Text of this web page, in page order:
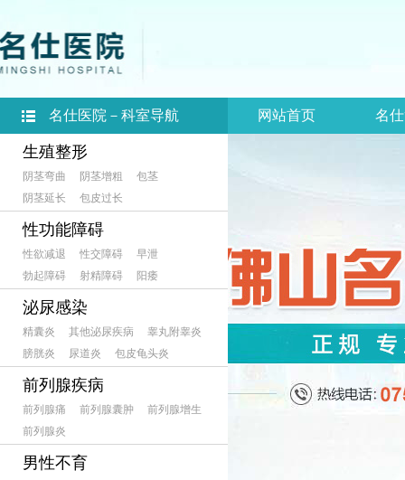
生殖整形
阴茎弯曲 阴茎增粗
包茎
阴茎延长
包皮过长
性功能障碍
性欲减退 性交障碍
早泄
勃起障碍
射精障碍 阳痿
泌尿感染
精囊炎 其他泌尿疾病
睾丸附睾炎
膀胱炎
尿道炎 包皮龟头炎
前列腺疾病
前列腺痛 前列腺囊肿
前列腺增生
前列腺炎
男性不育
名仕医院－科室导航 网站首页 名